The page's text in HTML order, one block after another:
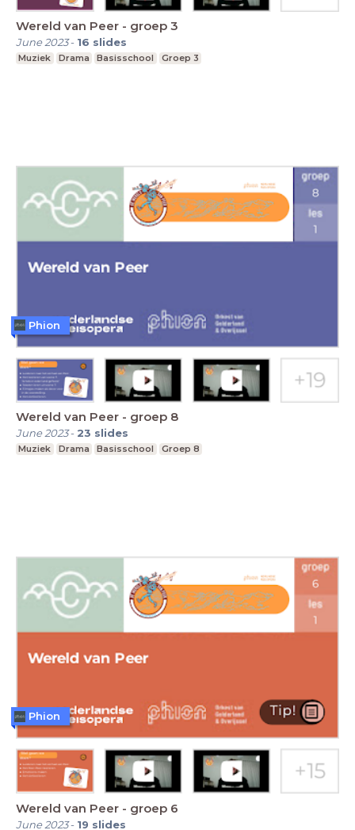
Wereld van Peer - groep 3
June 2023- 16 slides
Muziek Drama Basisschool Groep 3
Wereld van Peer - groep 8
June 2023- 23 slides
Muziek Drama Basisschool Groep 8
Phion
Wereld van Peer - groep 6
June 2023- 19 slides
Phion